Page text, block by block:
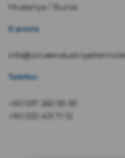
Mudanya / Bursa
E-posta
Telefon
+90 537 260 59 59
+90 533 401 71 12